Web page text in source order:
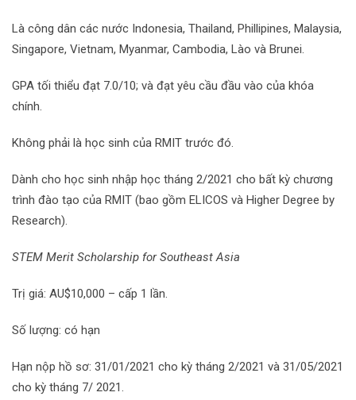
Là công dân các nước Indonesia, Thailand, Phillipines, Malaysia,
Singapore, Vietnam, Myanmar, Cambodia, Lào và Brunei.
GPA tối thiểu đạt 7.0/10; và đạt yêu cầu đầu vào của khóa
chính.
Không phải là học sinh của RMIT trước đó.
Dành cho học sinh nhập học tháng 2/2021 cho bất kỳ chương
trình đào tạo của RMIT (bao gồm ELICOS và Higher Degree by
Research).
STEM Merit Scholarship for Southeast Asia
Trị giá: AU$10,000 – cấp 1 lần.
Số lượng: có hạn
Hạn nộp hồ sơ: 31/01/2021 cho kỳ tháng 2/2021 và 31/05/2021
cho kỳ tháng 7/ 2021.